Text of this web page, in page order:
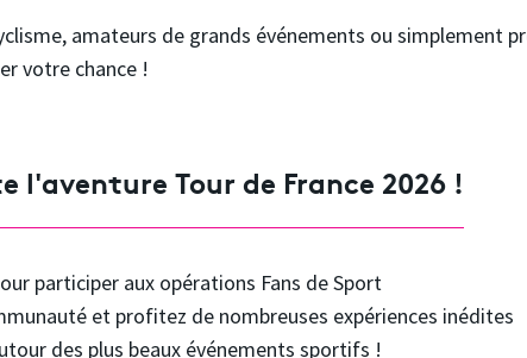
amateurs de grands événements ou simplement
votre chance !
l'aventure Tour de France 2026 !
participer aux opérations Fans de Sport
et profitez de nombreuses expériences inédites
des plus beaux événements sportifs !